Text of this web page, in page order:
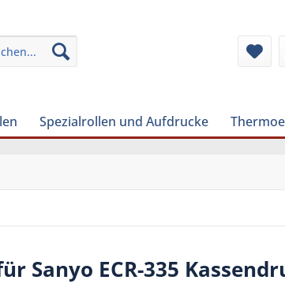
Spezialrollen und Aufdrucke
Sanyo ECR-335